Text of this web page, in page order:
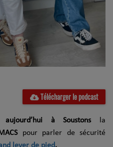
Télécharger le podcast
à Soustonsla
pour parler de sécurité
lever de pied.